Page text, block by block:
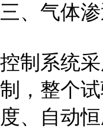
三、气体
控制系统
制，整个
度、自动